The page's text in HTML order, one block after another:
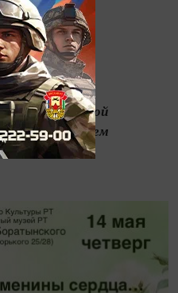
камерной
названием